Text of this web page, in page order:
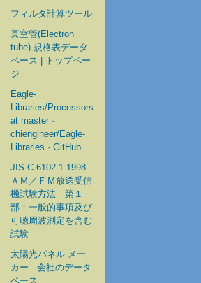
フィルタ計算ツール
真空管(Electron
tube) 規格表データ
ベース | トップペー
ジ
Eagle-
Libraries/Processors/Microchip
at master ·
chiengineer/Eagle-
Libraries · GitHub
JIS C 6102-1:1998
ＡＭ／ＦＭ放送受信
機試験方法 第１
部：一般的事項及び
可聴周波測定を含む
試験
太陽光パネル メー
カー - 会社のデータ
ベース